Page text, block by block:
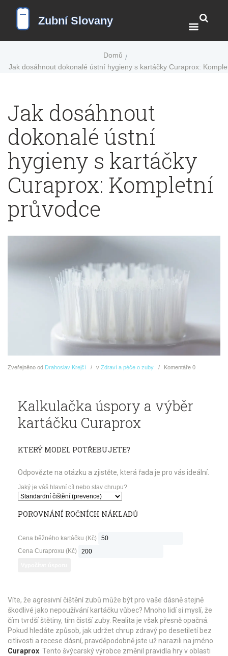
Domů
Jak dosáhnout dokonalé ústní hygieny s kartáčky Curaprox:
Jak dosáhnout
dokonalé ústní
hygieny s kartáčky
Curaprox: Kompletní
průvodce
Zveřejněno od Drahoslav Krejčí v Zdraví a péče o zuby Komentáře 0
Kalkulačka úspory a výběr
kartáčku Curaprox
KTERÝ MODEL POTŘEBUJETE?
Odpovězte na otázku a zjistěte, která řada je pro vás ideální.
Jaký je váš hlavní cíl nebo stav chrupu?
POROVNÁNÍ ROČNÍCH NÁKLADŮ
Cena běžného kartáčku (Kč)
Cena Curaproxu (Kč)
Víte, že agresivní čištění zubů může být pro vaše dásně stejně
škodlivé jako nepoužívání kartáčku vůbec? Mnoho lidí si myslí, že
čím tvrdší štětiny, tím čistší zuby. Realita je však přesně opačná.
Pokud hledáte způsob, jak udržet chrup zdravý po desetiletí bez
citlivosti a recese dásní, pravděpodobně jste už narazili na jméno
Curaprox . Tento švýcarský výrobce změnil pravidla hry v oblasti